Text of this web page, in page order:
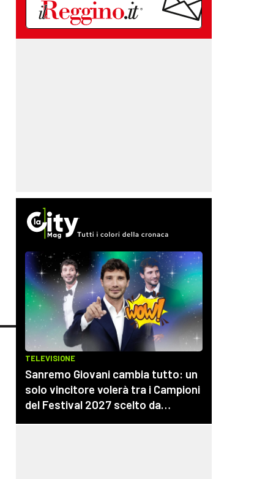
lacplay.it
lactv.it
laconair.it
lacitymag.it
cosenzachannel.it
ilvibonese.it
catanzarochannel.it